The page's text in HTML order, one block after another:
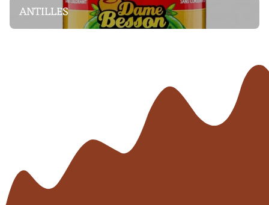
ANTILLES